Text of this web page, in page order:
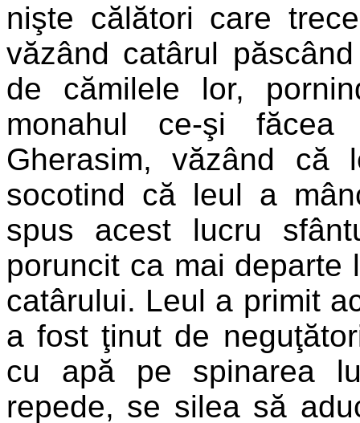
nişte călători care
văzând catârul
de cămilele lor,
monahul ce-şi
Gherasim, văzând că
socotind că leul a
spus acest lucru
poruncit ca mai
catârului. Leul a primit
a fost ţinut de
cu apă pe spinarea
repede, se silea să